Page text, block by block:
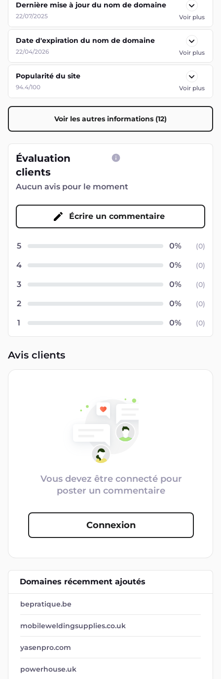
Dernière mise à jour du nom de domaine
22/07/2025 Voir plus
Date d'expiration du nom de domaine
22/04/2026 Voir plus
Popularité du site
94.4/100 Voir plus
Voir les autres informations (12)
Évaluation
clients
Aucun avis pour le moment
Écrire un commentaire
5 (0)
4 (0)
3 (0)
2 (0)
1 (0)
Avis clients
Vous devez être connecté pour
poster un commentaire
Connexion
Domaines récemment ajoutés
bepratique.be
mobileweldingsupplies.co.uk
yasenpro.com
powerhouse.uk